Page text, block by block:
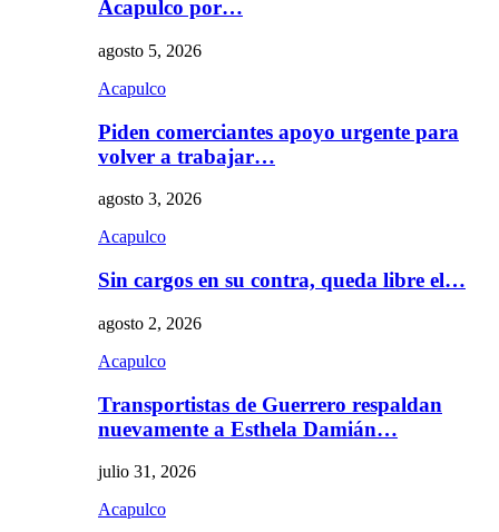
Acapulco por…
agosto 5, 2026
Acapulco
Piden comerciantes apoyo urgente para
volver a trabajar…
agosto 3, 2026
Acapulco
Sin cargos en su contra, queda libre el…
agosto 2, 2026
Acapulco
Transportistas de Guerrero respaldan
nuevamente a Esthela Damián…
julio 31, 2026
Acapulco